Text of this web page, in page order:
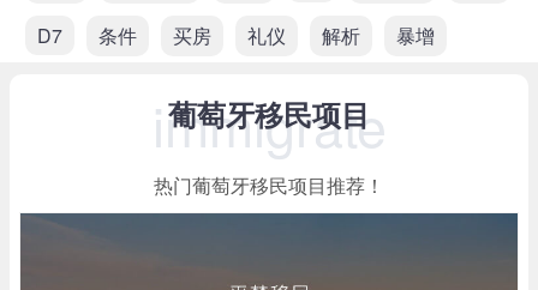
D7
条件 买房 礼仪 解析 暴增
葡萄牙移民项目
immigrate
热门葡萄牙移民项目推荐！